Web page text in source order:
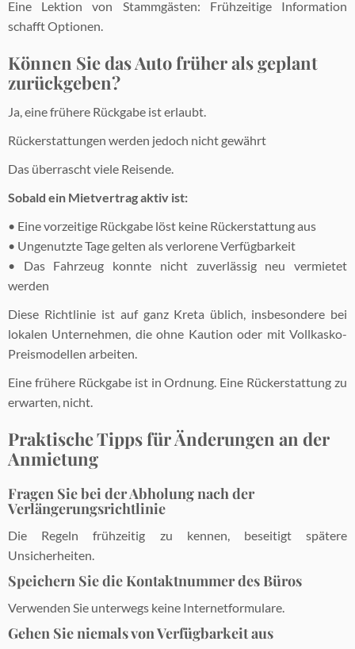
Eine Lektion von Stammgästen: Frühzeitige Information
schafft Optionen.
Können Sie das Auto früher als geplant
zurückgeben?
Ja, eine frühere Rückgabe ist erlaubt.
Rückerstattungen werden jedoch nicht gewährt
Das überrascht viele Reisende.
Sobald ein Mietvertrag aktiv ist:
• Eine vorzeitige Rückgabe löst keine Rückerstattung aus
• Ungenutzte Tage gelten als verlorene Verfügbarkeit
• Das Fahrzeug konnte nicht zuverlässig neu vermietet
werden
Diese Richtlinie ist auf ganz Kreta üblich, insbesondere bei
lokalen Unternehmen, die ohne Kaution oder mit Vollkasko-
Preismodellen arbeiten.
Eine frühere Rückgabe ist in Ordnung. Eine Rückerstattung zu
erwarten, nicht.
Praktische Tipps für Änderungen an der
Anmietung
Fragen Sie bei der Abholung nach der
Verlängerungsrichtlinie
Die Regeln frühzeitig zu kennen, beseitigt spätere
Unsicherheiten.
Speichern Sie die Kontaktnummer des Büros
Verwenden Sie unterwegs keine Internetformulare.
Gehen Sie niemals von Verfügbarkeit aus